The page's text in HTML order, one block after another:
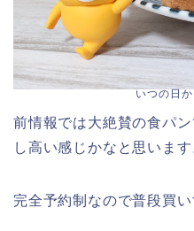
いつの日か
前情報では大絶賛の食パ
し高い感じかなと思います
完全予約制なので普段買